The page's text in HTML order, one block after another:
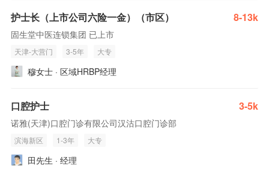
护士长（上市公司六险一金）（市区） 8-13k
固生堂中医连锁集团 已上市
天津-大营门 3-5年 大专
穆女士 · 区域HRBP经理
口腔护士 3-5k
诺雅(天津)口腔门诊有限公司汉沽口腔门诊部
滨海新区 1-3年 大专
田先生 · 经理